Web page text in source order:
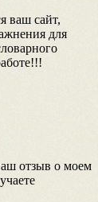
ваш сайт,
для
отзыв о моем